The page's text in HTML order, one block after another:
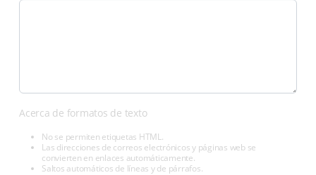
Acerca de formatos de texto
No se permiten etiquetas HTML.
Las direcciones de correos electrónicos y páginas web se
convierten en enlaces automáticamente.
Saltos automáticos de líneas y de párrafos.